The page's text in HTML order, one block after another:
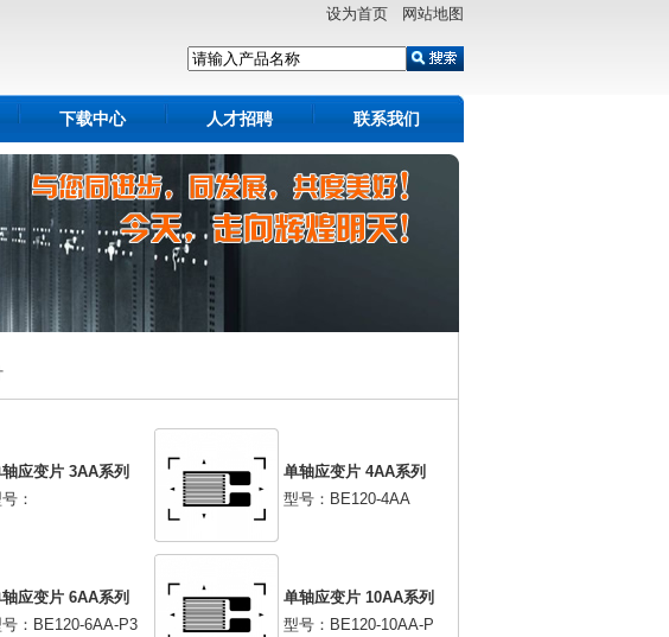
设为首页 网站地图
下载中心 人才招聘 联系我们
应变片 3AA系列
：
单轴应变片 4AA系列
型号：BE120-4AA
应变片 6AA系列
：BE120-6AA-P3
单轴应变片 10AA系列
型号：BE120-10AA-P